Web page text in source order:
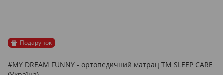
Подарунок
#MY DREAM FUNNY - ортопедичний матрац ТМ SLEEP CARE